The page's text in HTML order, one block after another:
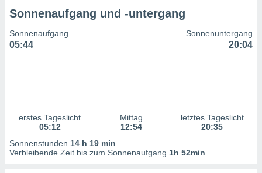
von
von
Sonnenaufgang und -untergang
Sonnenaufgang
05:44
Sonnenuntergang
20:04
erstes Tageslicht
05:12
Mittag
12:54
letztes Tageslicht
20:35
Sonnenstunden 14 h 19 min
Verbleibende Zeit bis zum Sonnenaufgang 1h 52min